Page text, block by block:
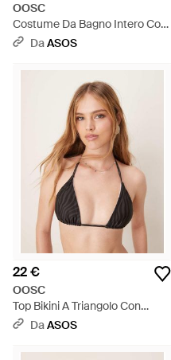
OOSC
Costume Da Bagno Intero Con
Motivo Tigrato - Nero
DaASOS
22 €
OOSC
Top Bikini A Triangolo Con
Motivo Tigrato - Nero
DaASOS